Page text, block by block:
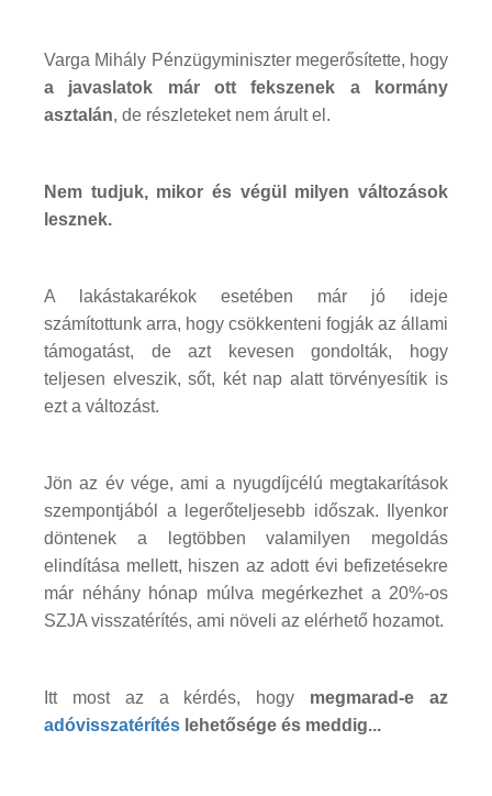
Varga Mihály Pénzügyminiszter megerősítette, hogy
a javaslatok már ott fekszenek a kormány
asztalán, de részleteket nem árult el.
Nem tudjuk, mikor és végül milyen változások
lesznek.
A lakástakarékok esetében már jó ideje
számítottunk arra, hogy csökkenteni fogják az állami
támogatást, de azt kevesen gondolták, hogy
teljesen elveszik, sőt, két nap alatt törvényesítik is
ezt a változást.
Jön az év vége, ami a nyugdíjcélú megtakarítások
szempontjából a legerőteljesebb időszak. Ilyenkor
döntenek a legtöbben valamilyen megoldás
elindítása mellett, hiszen az adott évi befizetésekre
már néhány hónap múlva megérkezhet a 20%-os
SZJA visszatérítés, ami növeli az elérhető hozamot.
Itt most az a kérdés, hogy megmarad-e az
adóvisszatérítés lehetősége és meddig...